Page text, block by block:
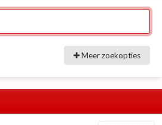
Meer zoekopties